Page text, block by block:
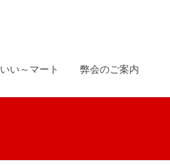
いい～マート 弊会のご案内